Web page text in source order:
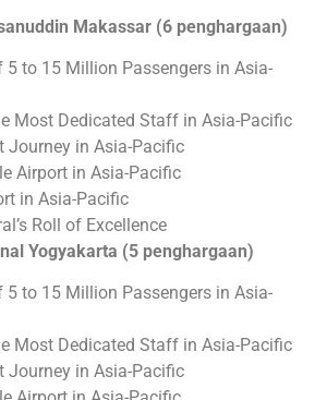
Makassar (6 penghargaan)
5 to 15 Million Passengers in Asia-
Most Dedicated Staff in Asia-Pacific
Journey in Asia-Pacific
Airport in Asia-Pacific
in Asia-Pacific
Roll of Excellence
Yogyakarta (5 penghargaan)
5 to 15 Million Passengers in Asia-
Most Dedicated Staff in Asia-Pacific
Journey in Asia-Pacific